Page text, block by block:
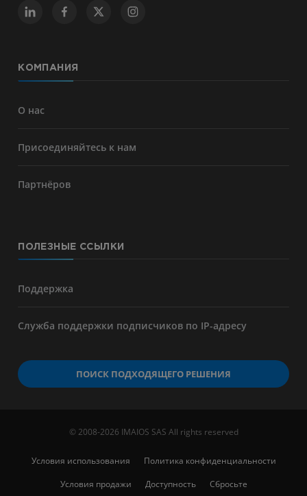
КОМПАНИЯ
О нас
Присоединяйтесь к нам
Партнёров
ПОЛЕЗНЫЕ ССЫЛКИ
Поддержка
Служба поддержки подписчиков по IP-адресу
ПОИСК ПОДХОДЯЩЕГО РЕШЕНИЯ
© 2008-2026 IMAIOS SAS All rights reserved
Условия использования
Политика конфиденциальности
Условия продажи
Доступность Сбросьте